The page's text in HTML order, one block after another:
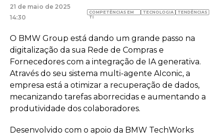
21 de maio de 2025
14:30
COMPETÊNCIAS EM
TI
TECNOLOGIA TENDÊNCIAS
O BMW Group está dando um grande passo na
digitalização da sua Rede de Compras e
Fornecedores com a integração de IA generativa.
Através do seu sistema multi-agente AIconic, a
empresa está a otimizar a recuperação de dados,
mecanizando tarefas aborrecidas e aumentando a
produtividade dos colaboradores.
Desenvolvido com o apoio da BMW TechWorks